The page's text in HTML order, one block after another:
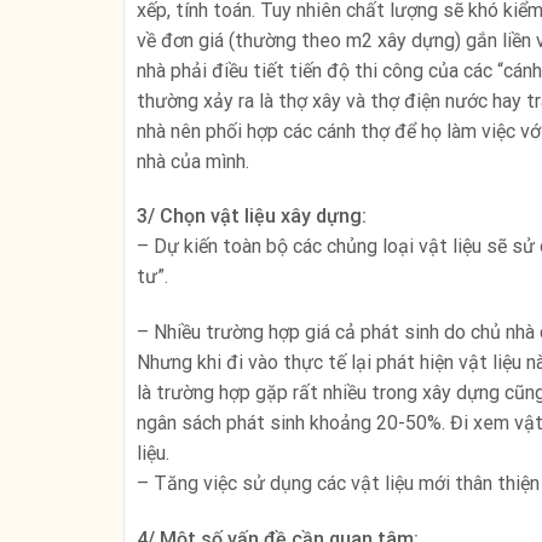
xếp, tính toán. Tuy nhiên chất lượng sẽ khó
về đơn giá (thường theo m2 xây dựng) gắn liền
nhà phải điều tiết tiến độ thi công của các
thường xảy ra là thợ xây và thợ điện nước hay
nhà nên phối hợp các cánh thợ để họ làm việc
nhà của mình.
3/ Chọn vật liệu xây dựng:
– Dự kiến toàn bộ các chủng loại vật liệu sẽ
tư”.
– Nhiều trường hợp giá cả phát sinh do chủ
Nhưng khi đi vào thực tế lại phát hiện vật liệu
là trường hợp gặp rất nhiều trong xây dựng
ngân sách phát sinh khoảng 20-50%. Đi xem
liệu.
– Tăng việc sử dụng các vật liệu mới thân